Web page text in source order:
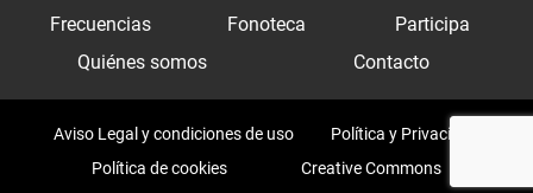
Frecuencias
Fonoteca
Participa
Quiénes somos
Contacto
Aviso Legal y condiciones de uso
Política y Privacidad
Política de cookies
Creative Commons